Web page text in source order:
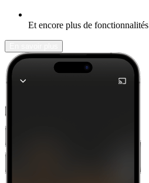
Et encore plus de fonctionnalités